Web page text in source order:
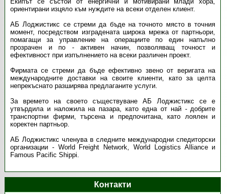
ориентирани изцяло към нуждите на всеки отделен клиент.
АБ Лоджистикс се стреми да бъде на точното място в точния
момент, посредством изградената широка мрежа от партньори,
помагащи за управление на операциите по един напълно
прозрачен и по - активен начин, позволяващ точност и
ефективност при изпълнението на всеки различен проект.
Фирмата се стреми да бъде ефективно звено от веригата на
международните доставки на своите клиенти, като за целта
непрекъснато разширява предлаганите услуги.
За времето на своето съществуване АБ Лоджистикс се е
утвърдила и наложила на пазара, като една от най - добрите
транспортни фирми, търсена и предпочитана, като лоялен и
коректен партньор.
АБ Лоджистикс членува в следните международни спедиторски
организации - World Freight Network, World Logistics Alliance и
Famous Pacific Shippi.
Контакти